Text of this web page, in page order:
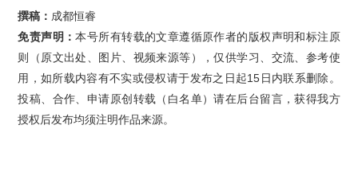
撰稿： 成都恒睿
免责声明：本号所有转载的文章遵循原作者的版权声明和标注原
则（原文出处、图片、视频来源等），仅供学习、交流、参考使
用，如所载内容有不实或侵权请于发布之日起15日内联系删除。
投稿、合作、申请原创转载（白名单）请在后台留言，获得我方
授权后发布均须注明作品来源。